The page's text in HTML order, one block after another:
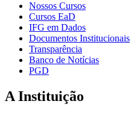
Nossos Cursos
Cursos EaD
IFG em Dados
Documentos Institucionais
Transparência
Banco de Notícias
PGD
A Instituição